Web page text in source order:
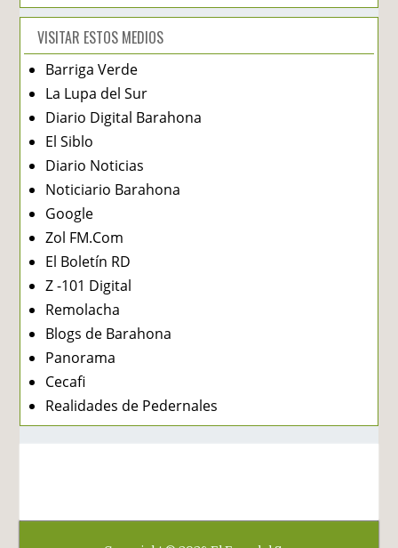
VISITAR ESTOS MEDIOS
Barriga Verde
La Lupa del Sur
Diario Digital Barahona
El Siblo
Diario Noticias
Noticiario Barahona
Google
Zol FM.Com
El Boletín RD
Z -101 Digital
Remolacha
Blogs de Barahona
Panorama
Cecafi
Realidades de Pedernales